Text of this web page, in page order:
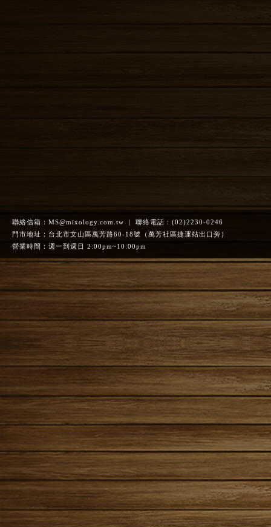
聯絡信箱： MS@mixology.com.tw | 聯絡電話：(02)2230-0246
門市地址：台北市文山區萬芳路60-18號（萬芳社區捷運站出口旁）
營業時間：週一到週日 2:00pm~10:00pm